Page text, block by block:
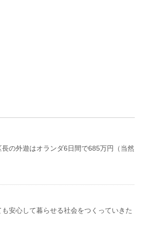
の外遊はオランダ6日間で685万円（当然
安心して暮らせる社会をつくっていきた